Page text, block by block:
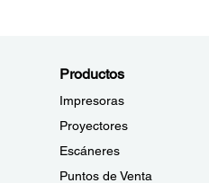
Productos
Impresoras
Proyectores
Escáneres
Puntos de Venta